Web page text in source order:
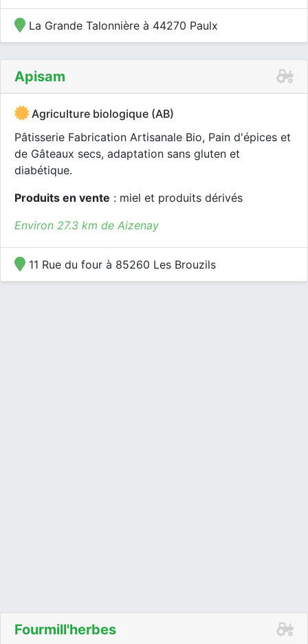
La Grande Talonnière à 44270 Paulx
Apisam
Agriculture biologique (AB)
Pâtisserie Fabrication Artisanale Bio, Pain d'épices et
de Gâteaux secs, adaptation sans gluten et
diabétique.
Produits en vente : miel et produits dérivés
Environ 27.3 km de Aizenay
11 Rue du four à 85260 Les Brouzils
Fourmill'herbes